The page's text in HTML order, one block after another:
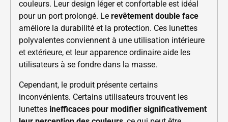
couleurs. Leur design léger et confortable est idéal
pour un port prolongé. Le revêtement double face
améliore la durabilité et la protection. Ces lunettes
polyvalentes conviennent à une utilisation intérieure
et extérieure, et leur apparence ordinaire aide les
utilisateurs à se fondre dans la masse.
Cependant, le produit présente certains
inconvénients. Certains utilisateurs trouvent les
lunettes inefficaces pour modifier significativement